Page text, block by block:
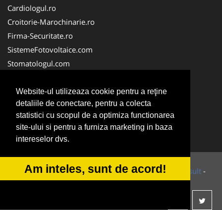
Website-ul utilizeaza cookie pentru a reţine
detaliile de conectare, pentru a colecta
statistici cu scopul de a optimiza functionarea
site-ului si pentru a furniza marketing in baza
intereselor dvs.
Am inteles, sunt de acord!
Cardiologul.ro
Croitorie-Marochinarie.ro
Firma-Securitate.ro
SistemeFotovoltaice.com
Stomatologul.com
Birouri-Cadastru.ro
Cabinet-Individual.ro
CramaVinuri.ro
InstalatiiSolare.com
© 2014-2026 Powered byVilonMedia&Tokaido Consult -